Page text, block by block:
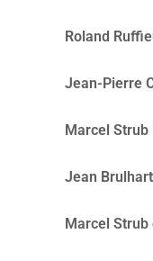
Roland
Jean-Pierre
Marcel Strub
Jean Brulhart
Marcel